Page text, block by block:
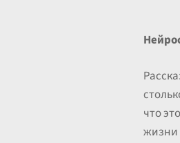
что
жизни